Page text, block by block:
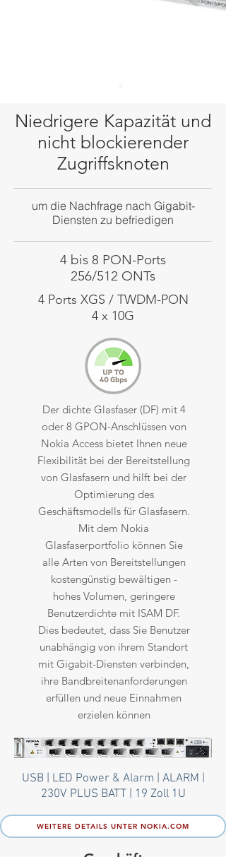
Niedrigere Kapazität und
nicht blockierender
Zugriffsknoten
um die Nachfrage nach Gigabit-
Diensten zu befriedigen
4 bis 8 PON-Ports
256/512 ONTs
4 Ports XGS / TWDM-PON
4 x 10G
Der dichte Glasfaser (DF) mit 4
oder 8 GPON-Anschlüssen von
Nokia Access bietet Ihnen neue
Flexibilität bei der Bereitstellung
von Glasfasern und hilft bei der
Optimierung des
Geschäftsmodells für Glasfasern.
Mit dem Nokia
Glasfaserportfolio können Sie
alle Arten von Bereitstellungen
kostengünstig bewältigen -
hohes Volumen, geringere
Benutzerdichte mit ISAM DF.
Dies bedeutet, dass Sie Benutzer
unabhängig von ihrem Standort
mit Gigabit-Diensten verbinden,
ihre Bandbreitenanforderungen
erfüllen und neue Einnahmen
erzielen können
USB | LED Power & Alarm | ALARM |
230V PLUS BATT | 19 Zoll 1U
WEITERE DETAILS UNTER NOKIA.COM